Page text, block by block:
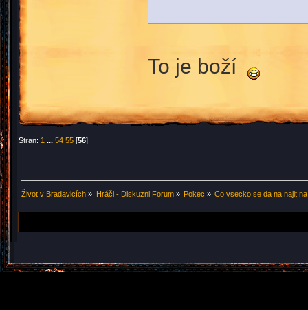
To je boží
Stran: 1 ...54 55 [56]
Život v Bradavicích » Hráči - Diskuzni Forum» Pokec » Co vsecko se da na najit